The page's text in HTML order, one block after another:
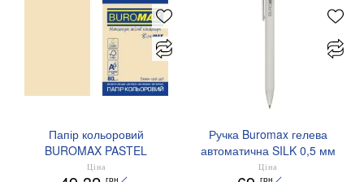
Папір кольоровий
BUROMAX PASTEL
EUROMAX 20 арк А4 80 г/
Ціна
грн
Ручка Buromax гелева
автоматична SILK 0,5 мм
сині чорнила BM.83100
Ціна
грн